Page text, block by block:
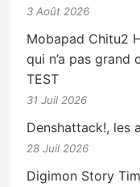
3 Août 2026
Mobapad Chitu2
qui n’a pas grand
TEST
31 Juil 2026
Denshattack!, les
28 Juil 2026
Digimon Story